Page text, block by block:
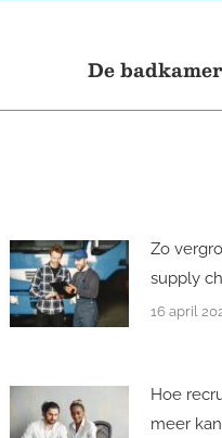
De
Zo
supply
16 april
Hoe
meer